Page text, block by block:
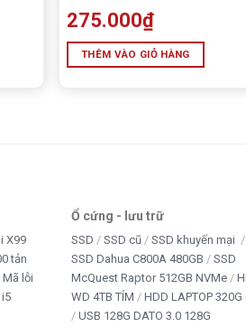
275.000₫
THÊM VÀO GIỎ HÀNG
X99
tản
Mã lỗi
Ổ cứng - lưu trữ
SSD SSD cũ
SSD khuyến mại
SSD Dahua C800A 480GB
SSD
McQuest Raptor 512GB NVMe
WD 4TB TÍM
HDD LAPTOP 320G
USB 128G DATO 3.0 128G